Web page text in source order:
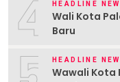
4 HEADLINE
Wali Kota
Baru
HEADLINE
Wawali Kota